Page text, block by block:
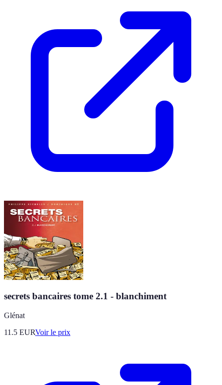
secrets bancaires tome 2.1 - blanchiment
Glénat
11.5 EURVoir le prix